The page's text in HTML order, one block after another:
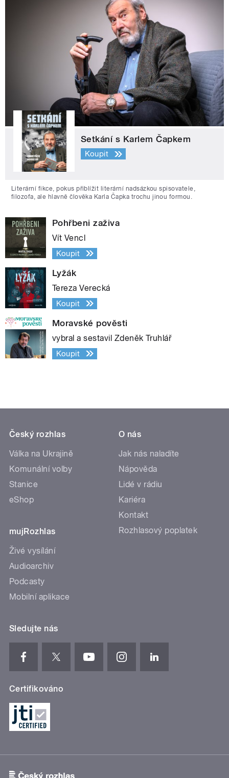
Setkání s Karlem Čapkem
Koupit
Literární fikce, pokus přiblížit literární nadsázkou spisovatele,
filozofa, ale hlavně člověka Karla Čapka trochu jinou formou.
Pohřbeni zaživa
Vít Vencl
Koupit
Lyžák
Tereza Verecká
Koupit
Moravské pověsti
vybral a sestavil Zdeněk Truhlář
Koupit
Český rozhlas
Válka na Ukrajině
Komunální volby
Stanice
eShop
mujRozhlas
Živé vysílání
Audioarchiv
Podcasty
Mobilní aplikace
O nás
Jak nás naladíte
Nápověda
Lidé v rádiu
Kariéra
Kontakt
Rozhlasový poplatek
Sledujte nás
Certifikováno